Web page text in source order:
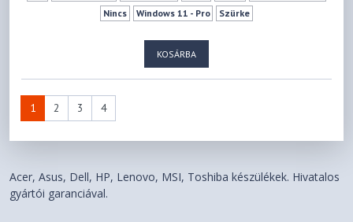
Nincs
Windows 11 - Pro Szürke
KOSÁRBA
1 2 3 4
Acer, Asus, Dell, HP, Lenovo, MSI, Toshiba készülékek. Hivatalos
gyártói garanciával.